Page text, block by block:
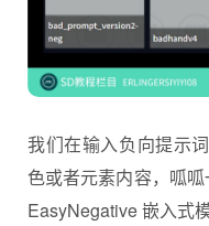
我们在输入负向提示
色或者元素内容，呱
EasyNegative 嵌入式